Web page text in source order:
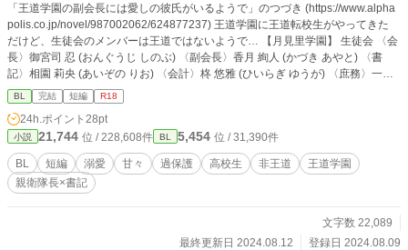
「王道学園の副会長には愛しの彼氏がいるようで」のつづき (https://www.alpha
polis.co.jp/novel/987002062/624877237) 王道学園に王道転校生がやってきた
だけど、生徒会のメンバーは王道ではないようで… 【月見里学園】 生徒会 〈会
長〉御宮司 忍 (おんぐうじ しのぶ) 〈副会長〉香月 絢人 (かづき あやと) 〈書
記〉相園 莉央 (あいぞの りお) 〈会計〉柊 悠雅 (ひいらぎ ゆうが) 〈庶務〉一色
彩葉/日彩 (いっしき いろは/ひいろ) 風紀委員 〈風紀委員長〉伊武 征太郎 (いぶ
せいたろう) 相園莉央親衛隊 〈親衛隊長〉早乙女 楓真 (さおとめ ふうま) 王道転
BL 完結 短編 R18
24h.ポイント 28pt
小説 21,744 位 / 228,608件 BL 5,454 位 / 31,390件
BL 短編 溺愛 甘々 過保護 高校生 非王道
王道学園
親衛隊長×書記
文字数 22,089
最終更新日 2024.08.12
登録日 2024.08.09